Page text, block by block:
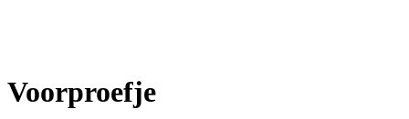
Voorproefje